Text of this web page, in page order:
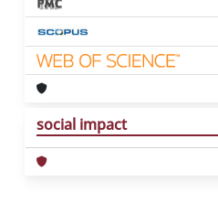
social impact